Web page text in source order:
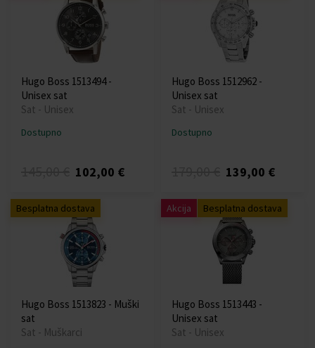
Hugo Boss 1513494 -
Unisex sat
Sat - Unisex
Dostupno
102,00 €
Hugo Boss 1512962 -
Unisex sat
Sat - Unisex
Dostupno
139,00 €
Besplatna dostava
Hugo Boss 1513823 - Muški
sat
Sat - Muškarci
Akcija Besplatna dostava
Hugo Boss 1513443 -
Unisex sat
Sat - Unisex